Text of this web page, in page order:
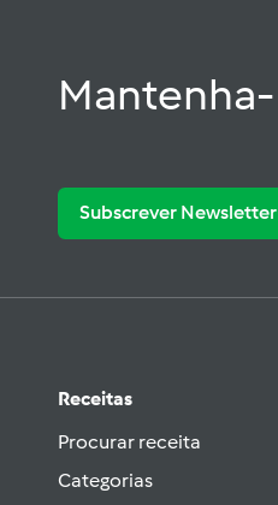
Mantenha-
Subscrever Newsletter
Receitas
Procurar receita
Categorias